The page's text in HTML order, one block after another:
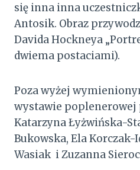
się inna inna
Antosik. Obraz
Davida Hockneya
dwiema postaciami).
Poza wyżej
wystawie poplenerowej
Katarzyna Łyżwińska-
Bukowska, Ela Korczak-
Wasiak i Zuzanna